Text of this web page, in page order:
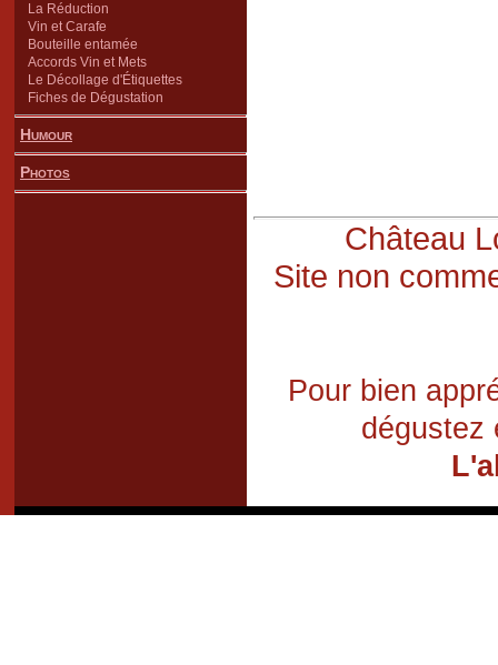
La Réduction
Vin et Carafe
Bouteille entamée
Accords Vin et Mets
Le Décollage d'Étiquettes
Fiches de Dégustation
Humour
Photos
Château
Site non
Pour bien
dégustez